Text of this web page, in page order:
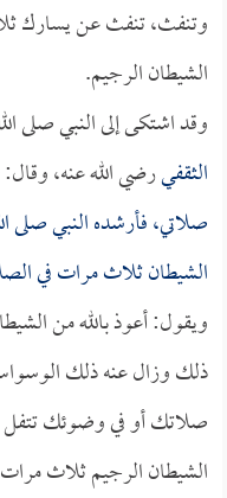
وتنفث، تنفث عن يسارك
الشيطان الرجيم.
وقد اشتكى إلى النبي صلى
الثقفيرضي الله عنه،
صلاتي، فأرشده النبي صلى
الشيطان ثلاث مرات في
ويقول: أعوذ بالله من
ذلك وزال عنه ذلك
صلاتك أو في وضوئك تتفل
الشيطان الرجيم ثلاث